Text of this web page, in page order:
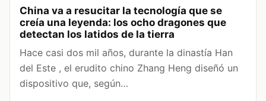
China va a resucitar la tecnología que se
creía una leyenda: los ocho dragones que
detectan los latidos de la tierra
Hace casi dos mil años, durante la dinastía Han
del Este , el erudito chino Zhang Heng diseñó un
dispositivo que, según…